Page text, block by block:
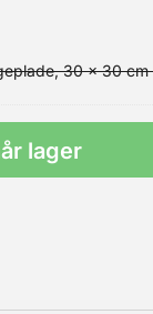
kommer
mørk
30 x 30 cm
lager